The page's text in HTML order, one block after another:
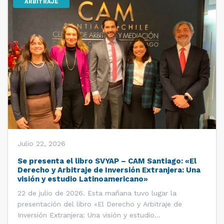
ARBITRAJE
Julio 22, 2026
Se presenta el libro SVYAP – CAM Santiago: «El
Derecho y Arbitraje de Inversión Extranjera: Una
visión y estudio Latinoamericano»
22 de julio de 2026. Esta mañana tuvo lugar la
presentación del libro «El Derecho y Arbitraje de
Inversión Extranjera: Una visión y estudio